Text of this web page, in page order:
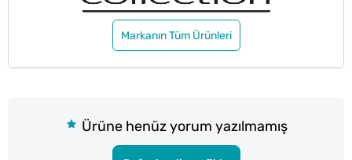
Markanın Tüm Ürünleri
Ürüne henüz yorum yazılmamış